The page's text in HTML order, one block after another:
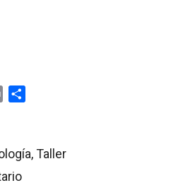
t
a
,Taller